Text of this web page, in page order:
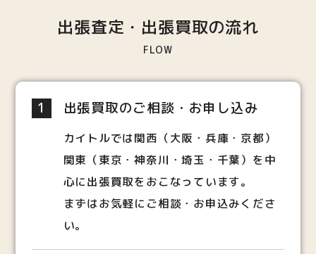
出張査定・出張買取の流れ
FLOW
1 出張買取のご相談・お申し込み
カイトルでは関西（大阪・兵庫・京都）
関東（東京・神奈川・埼玉・千葉）を中
心に出張買取をおこなっています。
まずはお気軽にご相談・お申込みくださ
い。